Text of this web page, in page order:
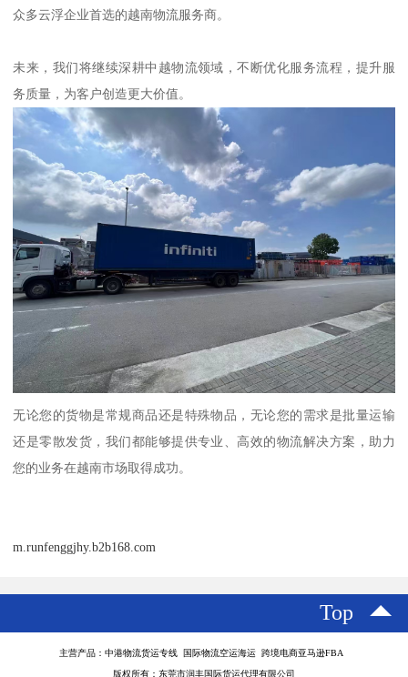
众多云浮企业首选的越南物流服务商。
未来，我们将继续深耕中越物流领域，不断优化服务流程，提升服
务质量，为客户创造更大价值。
无论您的货物是常规商品还是特殊物品，无论您的需求是批量运输
还是零散发货，我们都能够提供专业、高效的物流解决方案，助力
您的业务在越南市场取得成功。
m.runfenggjhy.b2b168.com
Top
主营产品：中港物流货运专线 国际物流空运海运 跨境电商亚马逊FBA
版权所有：东莞市润丰国际货运代理有限公司